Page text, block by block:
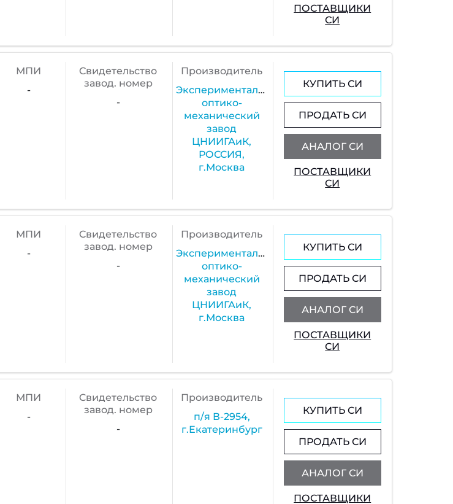
ПОСТАВЩИКИ
СИ
МПИ
-
Cвидетельство
завод. номер
-
Производитель
Экспериментальный
оптико-
механический
завод
ЦНИИГАиК,
РОССИЯ,
г.Москва
КУПИТЬ СИ
ПРОДАТЬ СИ
АНАЛОГ СИ
ПОСТАВЩИКИ
СИ
МПИ
-
Cвидетельство
завод. номер
-
Производитель
Экспериментальный
оптико-
механический
завод
ЦНИИГАиК,
г.Москва
КУПИТЬ СИ
ПРОДАТЬ СИ
АНАЛОГ СИ
ПОСТАВЩИКИ
СИ
МПИ
-
Cвидетельство
завод. номер
-
Производитель
п/я В-2954,
г.Екатеринбург
КУПИТЬ СИ
ПРОДАТЬ СИ
АНАЛОГ СИ
ПОСТАВЩИКИ